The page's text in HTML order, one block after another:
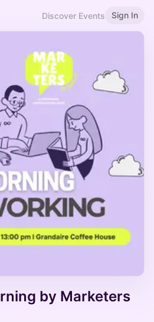
Discover Events Sign In
by Marketers